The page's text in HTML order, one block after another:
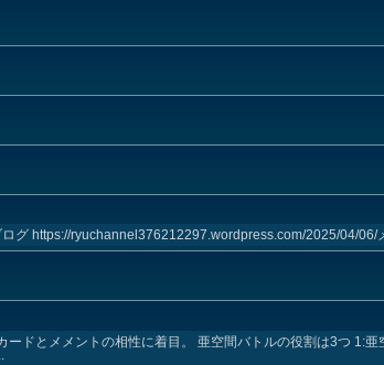
グ https://ryuchannel376212297.wordpress.com/2025/04/06/
ドとメメントの相性に着目。 亜空間バトルの役割は3つ 1: